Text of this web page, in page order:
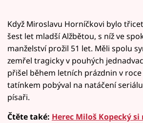
Když Miroslavu Horníčkovi bylo
šest let mladší Alžbětou, s níž ve
manželství prožil 51 let. Měli spolu
zemřel tragicky v pouhých
přišel během letních prázdnin v roce
tatínkem pobýval na natáčení
písaři.
Čtěte také: Herec Miloš Kopecký